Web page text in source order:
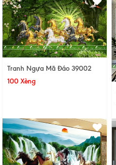
Tranh Ngựa Mã Đáo 39002
100 Xèng